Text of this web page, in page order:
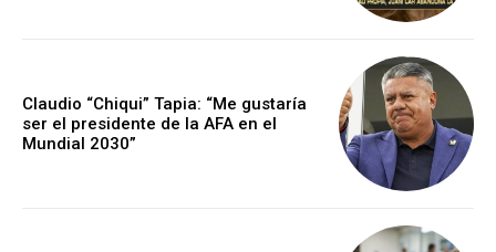
Claudio “Chiqui” Tapia: “Me gustaría
ser el presidente de la AFA en el
Mundial 2030”